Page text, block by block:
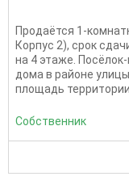
Продаётся 1-
Корпус 2), срок
на 4 этаже.
дома в районе
площадь территории
Собственник